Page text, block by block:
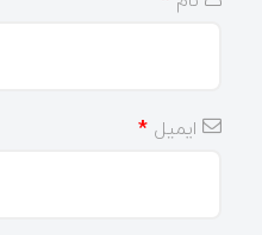
ایمیل *